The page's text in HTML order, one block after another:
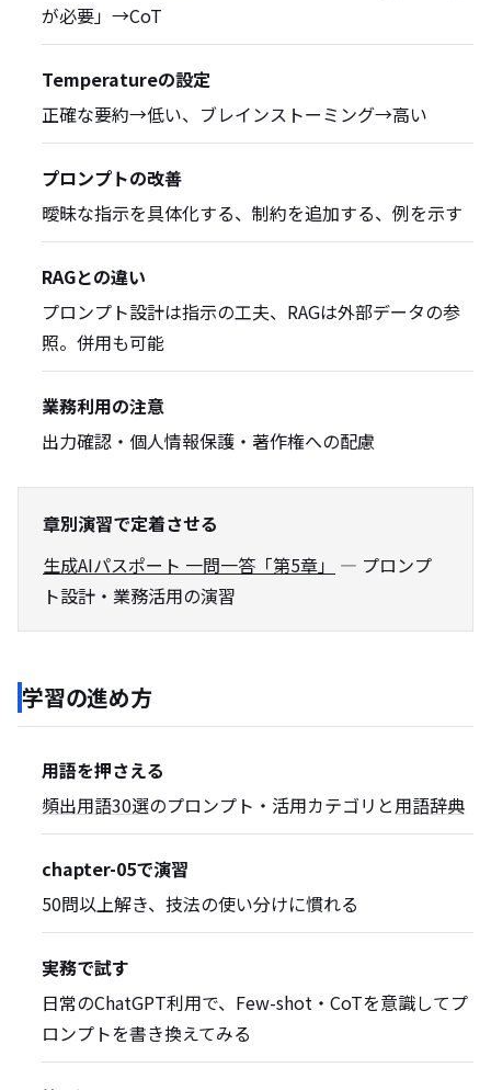
が必要」→CoT
Temperatureの設定
正確な要約→低い、ブレインストーミング→高い
プロンプトの改善
曖昧な指示を具体化する、制約を追加する、例を示す
RAGとの違い
プロンプト設計は指示の工夫、RAGは外部データの参
照。併用も可能
業務利用の注意
出力確認・個人情報保護・著作権への配慮
章別演習で定着させる
生成AIパスポート 一問一答「第5章」
— プロンプ
ト設計・業務活用の演習
学習の進め方
用語を押さえる
頻出用語30選のプロンプト・活用カテゴリと用語辞典
chapter-05で演習
50問以上解き、技法の使い分けに慣れる
実務で試す
日常のChatGPT利用で、Few-shot・CoTを意識してプ
ロンプトを書き換えてみる